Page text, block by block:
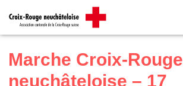
Talk to me
automatiquement parG Translate
Marche Croix-Rouge
neuchâteloise – 17